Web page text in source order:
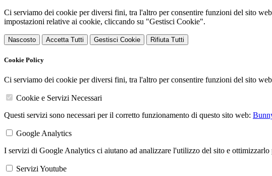
Ci serviamo dei cookie per diversi fini, tra l'altro per consentire funzioni del sito
impostazioni relative ai cookie, cliccando su "Gestisci Cookie".
Nascosto Accetta Tutti Gestisci Cookie Rifiuta Tutti
Cookie Policy
Ci serviamo dei cookie per diversi fini, tra l'altro per consentire funzioni del sito
Cookie e Servizi Necessari
Questi servizi sono necessari per il corretto funzionamento di questo sito web:
Google Analytics
I servizi di Google Analytics ci aiutano ad analizzare l'utilizzo del sito e ottimizzarlo
Servizi Youtube